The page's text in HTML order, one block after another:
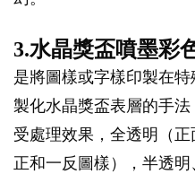
3.水晶獎盃噴墨彩
是將圖樣或字樣印製在
製化水晶獎盃表層的手
受處理效果，全透明（
正和一反圖樣），半透